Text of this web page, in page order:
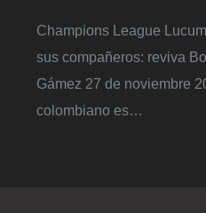
Champions League
sus compañeros: reviva
Gámez 27 de noviembre
colombiano es…